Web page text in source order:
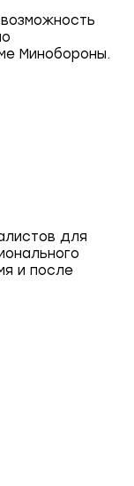
Минобороны.
для
и после